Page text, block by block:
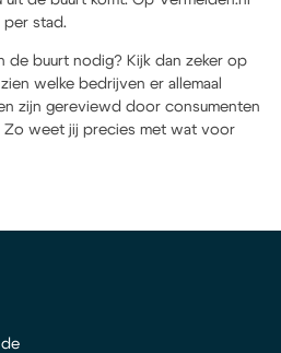
per stad.
de buurt nodig? Kijk dan zeker op
welke bedrijven er allemaal
zijn gereviewd door consumenten
Zo weet jij precies met wat voor